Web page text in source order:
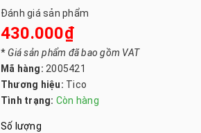
Đánh giá sản phẩm
430.000₫
*Giá sản phẩm đã bao gồm VAT
Mã hàng: 2005421
Thương hiệu: Tico
Tình trạng: Còn hàng
Số lượng